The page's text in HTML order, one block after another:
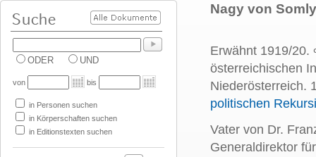
ODER UND
von bis
in Personen suchen
in Körperschaften suchen
in Editionstexten suchen
Nagy von
Erwähnt 1919/
österreichischen
Niederösterreich.
politischen
Vater von Dr.
Generaldirektor